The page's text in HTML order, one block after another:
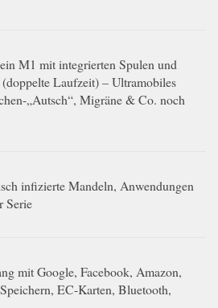
M1 mit integrierten Spulen und
Laufzeit) – Ultramobiles
„Autsch“, Migräne & Co. noch
infizierte Mandeln, Anwendungen
Serie
mit Google, Facebook, Amazon,
EC-Karten, Bluetooth,